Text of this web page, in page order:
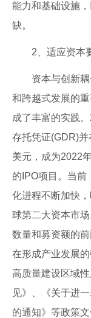
能力和基础设施
缺。
2、适应资本
资本与创新耦
和跨越式发展的
成了丰富的实践
存托凭证(GDR)
美元，成为2022
的IPO项目。当前
化进程不断加快
球第二大资本市
数量和募资额的
在形成产业发展
高质量建设区域
见》、《关于进
的通知》等政策